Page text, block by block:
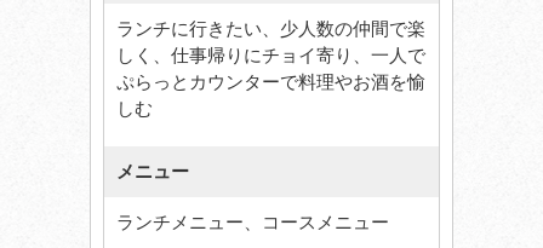
ランチに行きたい、少人数の仲間で楽
しく、仕事帰りにチョイ寄り、一人で
ぷらっとカウンターで料理やお酒を愉
しむ
メニュー
ランチメニュー、コースメニュー